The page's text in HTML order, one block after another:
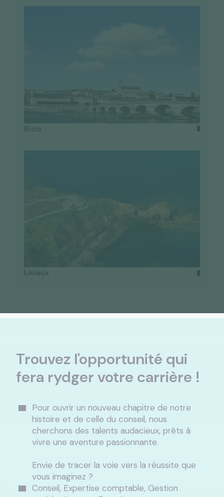
Blois
Lisieux
Trouvez l'opportunité qui
fera rydger votre carrière !
Pour ouvrir un nouveau chapitre de notre
histoire et de celle du conseil, nous
cherchons des talents audacieux, prêts à
vivre une aventure passionnante.
Envie de tracer la voie vers la réussite que
vous imaginez ?
Conseil, Expertise comptable, Gestion